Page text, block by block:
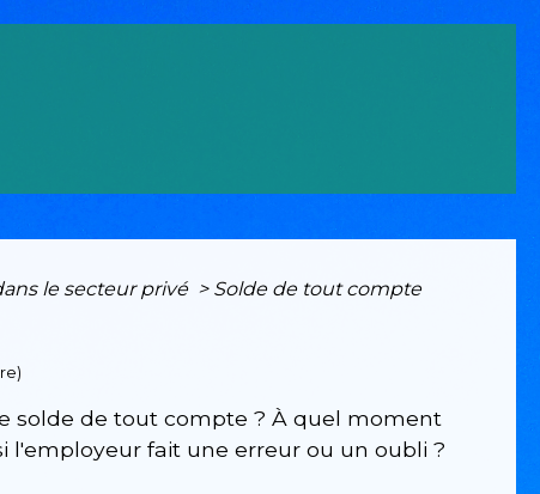
le secteur privé > Solde de tout compte
solde de tout compte ? À quel moment
fait une erreur ou un oubli ?